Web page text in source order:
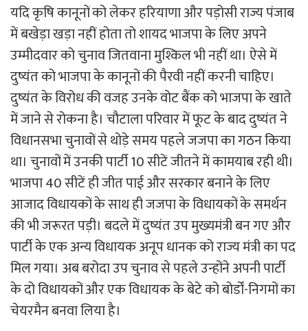
यदि कृषि कानूनों को लेकर हरियाणा और पड़ोसी राज्य पंजाब
में बखेड़ा खड़ा नहीं होता तो शायद भाजपा के लिए अपने
उम्मीदवार को चुनाव जितवाना मुश्किल भी नहीं था। ऐसे में
दुष्यंत को भाजपा के कानूनों की पैरवी नहीं करनी चाहिए।
दुष्यंत के विरोध की वजह उनके वोट बैंक को भाजपा के खाते
में जाने से रोकना है। चौटाला परिवार में फूट के बाद दुष्यंत ने
विधानसभा चुनावों से थोड़े समय पहले जजपा का गठन किया
था। चुनावों में उनकी पार्टी 10 सीटें जीतने में कामयाब रही थी।
भाजपा 40 सीटें ही जीत पाई और सरकार बनाने के लिए
आजाद विधायकों के साथ ही जजपा के विधायकों के समर्थन
की भी जरूरत पड़ी। बदले में दुष्यंत उप मुख्यमंत्री बन गए और
पार्टी के एक अन्य विधायक अनूप धानक को राज्य मंत्री का पद
मिल गया। अब बरोदा उप चुनाव से पहले उन्होंने अपनी पार्टी
के दो विधायकों और एक विधायक के बेटे को बोर्डों-निगमों का
चेयरमैन बनवा लिया है।